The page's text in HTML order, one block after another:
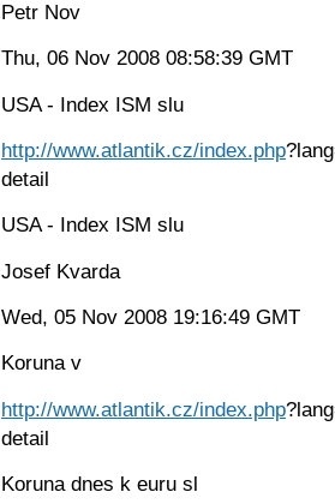
Petr Nov
Thu, 06 Nov 2008 08:58:39 GMT
USA - Index ISM slu
http://www.atlantik.cz/index.php
detail
USA - Index ISM slu
Josef Kvarda
Wed, 05 Nov 2008 19:16:49 GMT
Koruna v
http://www.atlantik.cz/index.php
detail
Koruna dnes k euru sl